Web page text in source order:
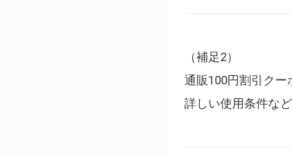
（補足2）
通販100円割引クー
詳しい使用条件な